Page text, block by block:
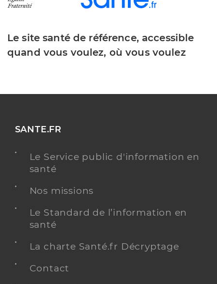
Le site santé de référence, accessible
quand vous voulez, où vous voulez
SANTE.FR
Le Service public d'information en
santé
Nos missions
Le Standard de l’information en
santé
La charte Santé.fr Décryptage
Contact